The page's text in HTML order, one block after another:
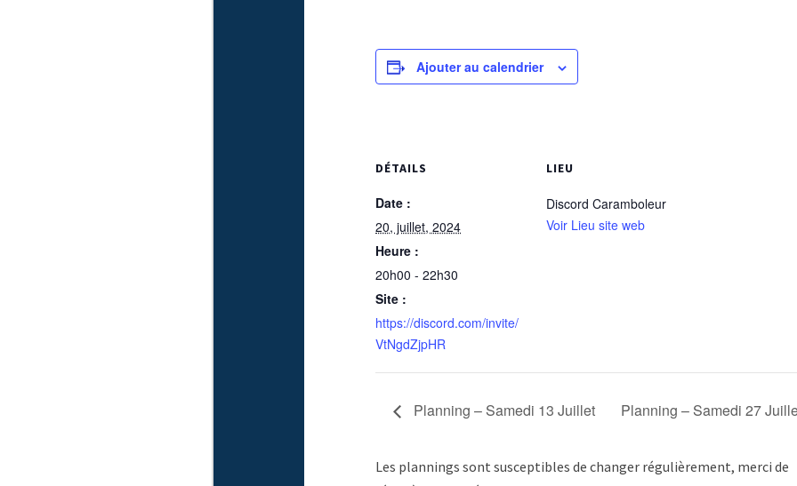
Ajouter au calendrier
DÉTAILS
Date :
20, juillet, 2024
Heure :
20h00 - 22h30
Site :
https://discord.com/invite/
VtNgdZjpHR
LIEU
Discord Caramboleur
Voir Lieu site web
Planning – Samedi 13 Juillet Planning – Samedi 27
Les plannings sont susceptibles de changer régulièrement, merci de